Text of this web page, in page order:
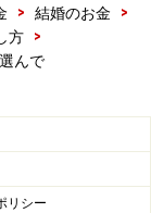
> 結婚のお金
>
方
>
んで
リシー